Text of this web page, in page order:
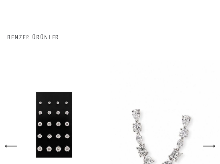
BENZER ÜRÜNLER